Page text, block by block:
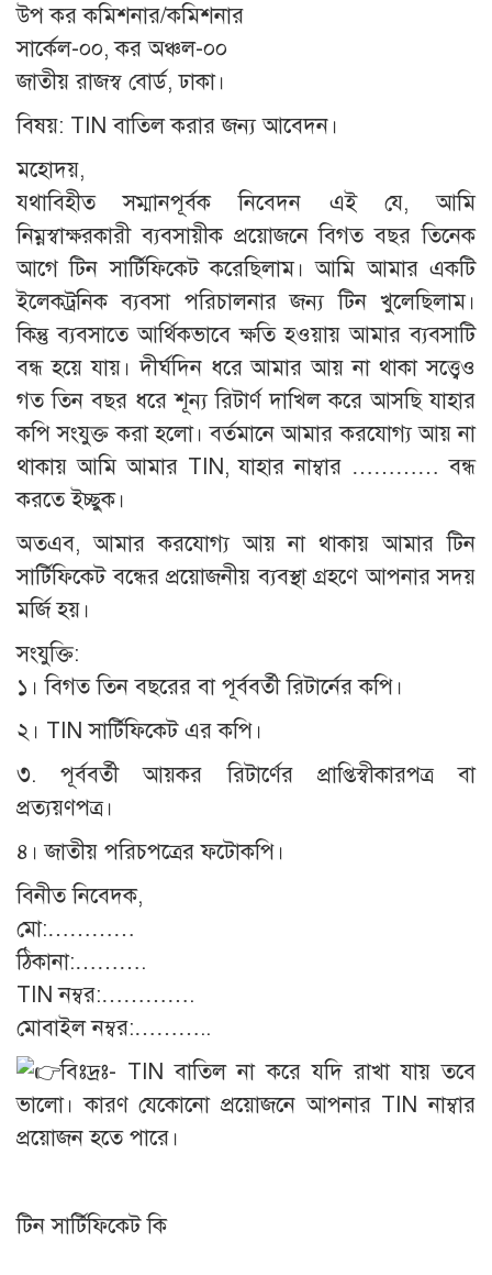
উপ কর কমিশনার/কমিশনার
সার্কেল-০০, কর অঞ্চল-০০
জাতীয় রাজস্ব বোর্ড, ঢাকা।
বিষয়: TIN বাতিল করার জন্য আবেদন।
মহোদয়,
যথাবিহীত সম্মানপূর্বক নিবেদন এই যে, আমি
নিম্নস্বাক্ষরকারী ব্যবসায়ীক প্রয়োজনে বিগত বছর তিনেক
আগে টিন সার্টিফিকেট করেছিলাম। আমি আমার একটি
ইলেকট্রনিক ব্যবসা পরিচালনার জন্য টিন খুলেছিলাম।
কিন্তু ব্যবসাতে আর্থিকভাবে ক্ষতি হওয়ায় আমার ব্যবসাটি
বন্ধ হয়ে যায়। দীর্ঘদিন ধরে আমার আয় না থাকা সত্ত্বেও
গত তিন বছর ধরে শূন্য রিটার্ণ দাখিল করে আসছি যাহার
কপি সংযুক্ত করা হলো। বর্তমানে আমার করযোগ্য আয় না
থাকায় আমি আমার TIN, যাহার নাম্বার ………… বন্ধ
করতে ইচ্ছুক।
অতএব, আমার করযোগ্য আয় না থাকায় আমার টিন
সার্টিফিকেট বন্ধের প্রয়োজনীয় ব্যবস্থা গ্রহণে আপনার সদয়
মর্জি হয়।
সংযুক্তি:
১। বিগত তিন বছরের বা পূর্ববর্তী রিটার্নের কপি।
২। TIN সার্টিফিকেট এর কপি।
৩. পূর্ববর্তী আয়কর রিটার্ণের প্রাপ্তিস্বীকারপত্র বা
প্রত্যয়ণপত্র।
৪। জাতীয় পরিচপত্রের ফটোকপি।
বিনীত নিবেদক,
মো:…………
ঠিকানা:……….
TIN নম্বর:………….
মোবাইল নম্বর:………..
বিঃদ্রঃ- TIN বাতিল না করে যদি রাখা যায় তবে
ভালো। কারণ যেকোনো প্রয়োজনে আপনার TIN নাম্বার
প্রয়োজন হতে পারে।
টিন সার্টিফিকেট কি